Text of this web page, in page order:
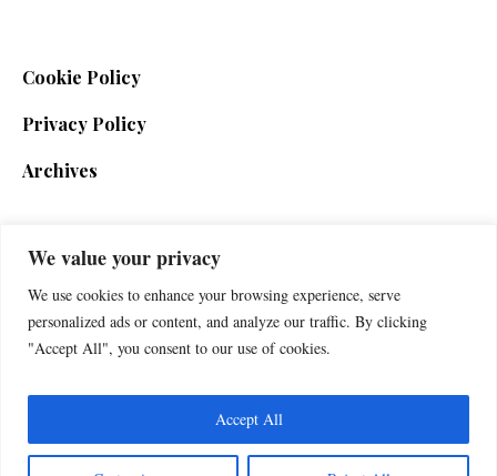
We value your privacy
We use cookies to enhance your browsing experience, serve
personalized ads or content, and analyze our traffic. By clicking
"Accept All", you consent to our use of cookies.
Accept All
Cookie Policy
Privacy Policy
Archives
SIGN UP FOR THE NEWSLETTER